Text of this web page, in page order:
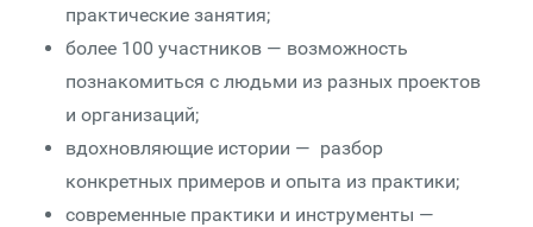
практические занятия;
более 100 участников — возможность
познакомиться с людьми из разных проектов
и организаций;
вдохновляющие истории — разбор
конкретных примеров и опыта из практики;
современные практики и инструменты —